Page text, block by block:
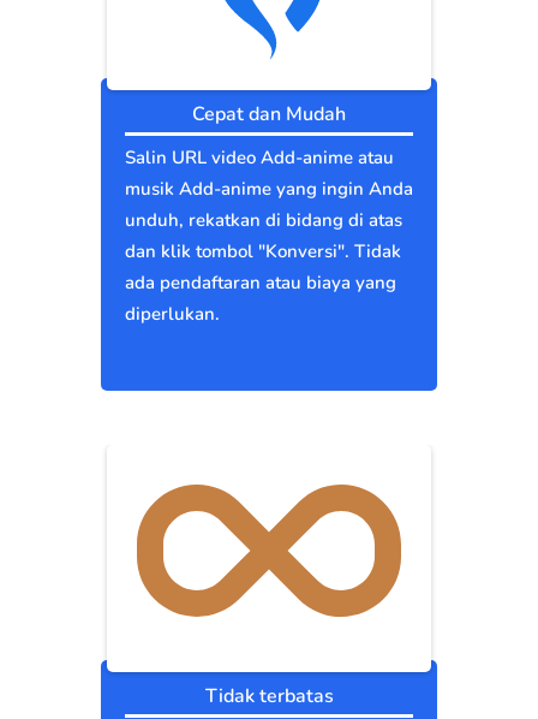
Cepat dan Mudah
Salin URL video Add-anime atau
musik Add-anime yang ingin Anda
unduh, rekatkan di bidang di atas
dan klik tombol "Konversi". Tidak
ada pendaftaran atau biaya yang
diperlukan.
Tidak terbatas